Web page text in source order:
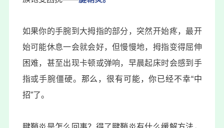
如果你的手腕到大拇指的部分，突然开始疼，最开
始可能休息一会就会好，但慢慢地，拇指变得屈伸
困难，甚至出现卡顿或弹响，早晨起床时会感到手
指或手腕僵硬。 那么，很有可能，你已经不幸“中
招”了。